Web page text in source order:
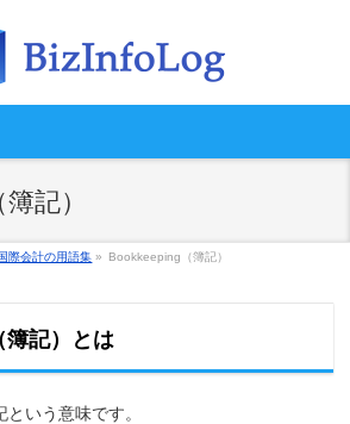
記）
際会計の用語集 » Bookkeeping（簿記）
記）とは
いう意味です。